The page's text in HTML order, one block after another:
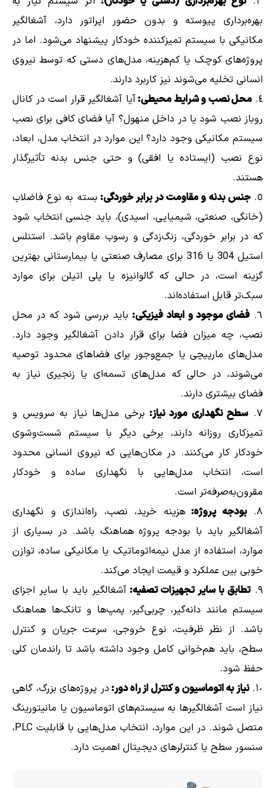
بهره‌برداری پیوسته و بدون حضور اپراتور دارد، آشغالگیر
مکانیکی با سیستم تمیزکننده خودکار پیشنهاد می‌شود. اما در
پروژه‌های کوچک یا کم‌هزینه، مدل‌های دستی که توسط نیروی
انسانی تخلیه می‌شوند نیز کاربرد دارند.
محل نصب و شرایط محیطی:آیا آشغالگیر قرار است در کانال
روباز نصب شود یا در داخل منهول؟ آیا فضای کافی برای نصب
سیستم مکانیکی وجود دارد؟ این موارد در انتخاب مدل، ابعاد،
نوع نصب (ایستاده یا افقی) و حتی جنس بدنه تأثیرگذار
هستند.
جنس بدنه و مقاومت در برابر خوردگی: بسته به نوع فاضلاب
(خانگی، صنعتی، شیمیایی، اسیدی)، باید جنسی انتخاب شود
که در برابر خوردگی، زنگ‌زدگی و رسوب مقاوم باشد. استنلس
استیل 304 یا 316 برای مصارف صنعتی یا بیمارستانی بهترین
گزینه است، در حالی که گالوانیزه یا پلی اتیلن برای موارد
سبک‌تر قابل استفاده‌اند.
فضای موجود و ابعاد فیزیکی: باید بررسی شود که در محل
نصب، چه میزان فضا برای قرار دادن آشغالگیر وجود دارد.
مدل‌های مارپیچی یا جمع‌وجور برای فضاهای محدود توصیه
می‌شوند، در حالی که مدل‌های تسمه‌ای یا زنجیری نیاز به
فضای بیشتری دارند.
سطح نگهداری مورد نیاز: برخی مدل‌ها نیاز به سرویس و
تمیزکاری روزانه دارند، برخی دیگر با سیستم شست‌وشوی
خودکار کار می‌کنند. در مکان‌هایی که نیروی انسانی محدود
است، انتخاب مدل‌هایی با نگهداری ساده و خودکار
مقرون‌به‌صرفه‌تر است.
بودجه پروژه:هزینه خرید، نصب، راه‌اندازی و نگهداری
آشغالگیر باید با بودجه پروژه هماهنگ باشد. در بسیاری از
موارد، استفاده از مدل نیمه‌اتوماتیک یا مکانیکی ساده، توازن
خوبی بین عملکرد و قیمت ایجاد می‌کند.
تطابق با سایر تجهیزات تصفیه:آشغالگیر باید با سایر اجزای
سیستم مانند دانه‌گیر، چربی‌گیر، پمپ‌ها و تانک‌ها هماهنگ
باشد. از نظر ظرفیت، نوع خروجی، سرعت جریان و کنترل
سطح، باید هم‌خوانی کامل وجود داشته باشد تا راندمان کلی
حفظ شود.
نیاز به اتوماسیون و کنترل از راه دور:در پروژه‌های بزرگ، گاهی
نیاز است آشغالگیرها به سیستم‌های اتوماسیون یا مانیتورینگ
متصل شوند. در این موارد، انتخاب مدل‌هایی با قابلیت PLC،
سنسور سطح یا کنترلرهای دیجیتال اهمیت دارد.